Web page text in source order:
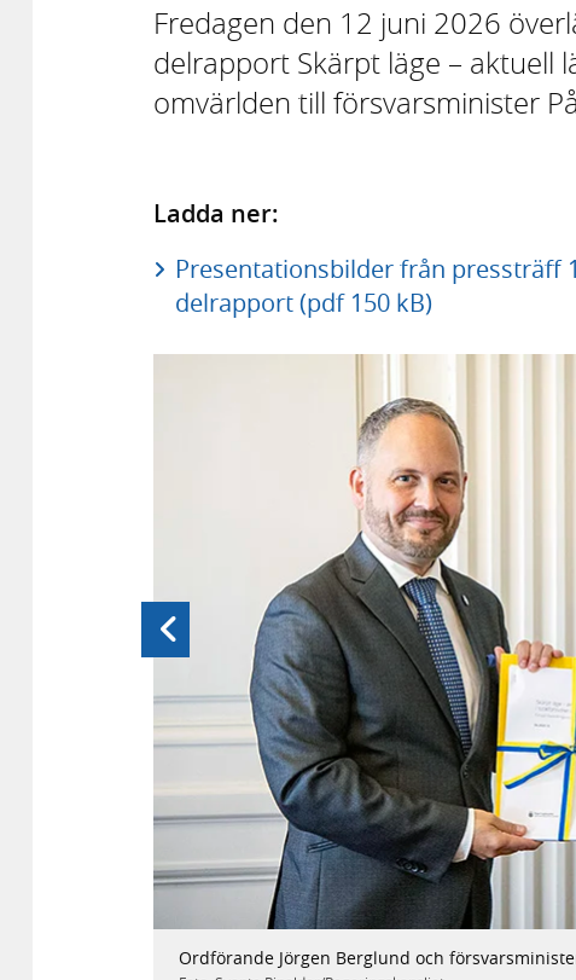
Fredagen den 12 juni 2026
delrapport Skärpt läge – aktuell
omvärlden till försvarsminister
Ladda ner:
Presentationsbilder från pressträff
delrapport (pdf 150 kB)
Ordförande Jörgen Berglund och
Föregående